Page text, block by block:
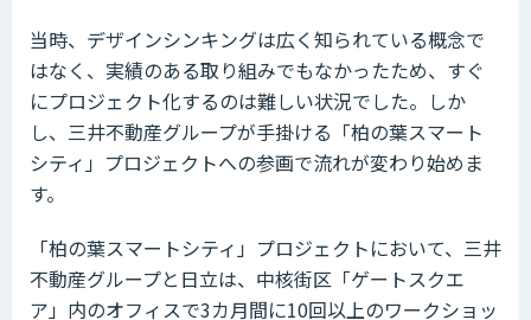
当時、デザインシンキングは広く知られている概念で
はなく、実績のある取り組みでもなかったため、すぐ
にプロジェクト化するのは難しい状況でした。しか
し、三井不動産グループが手掛ける「柏の葉スマート
シティ」プロジェクトへの参画で流れが変わり始めま
す。
「柏の葉スマートシティ」プロジェクトにおいて、三井
不動産グループと日立は、中核街区「ゲートスクエ
ア」内のオフィスで3カ月間に10回以上のワークショッ